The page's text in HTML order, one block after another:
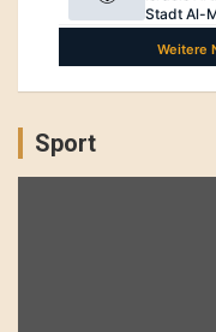
Sport